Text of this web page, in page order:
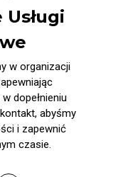
w organizacji
dopełnieniu
abyśmy
i zapewnić
czasie.